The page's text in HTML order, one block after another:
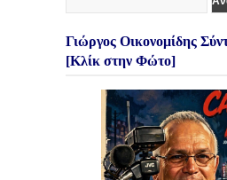
Γιώργος Οικονομίδης
[Κλίκ στην Φώτο]